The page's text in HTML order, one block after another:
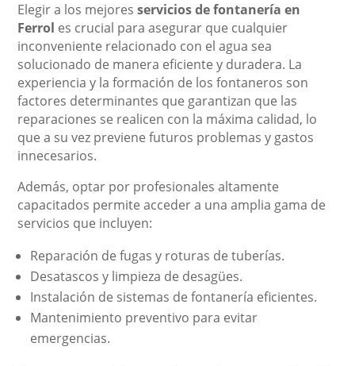
Elegir a los mejoresservicios de fontanería en
Ferrol es crucial para asegurar que cualquier
inconveniente relacionado con el agua sea
solucionado de manera eficiente y duradera. La
experiencia y la formación de los fontaneros son
factores determinantes que garantizan que las
reparaciones se realicen con la máxima calidad, lo
que a su vez previene futuros problemas y gastos
innecesarios.
Además, optar por profesionales altamente
capacitados permite acceder a una amplia gama de
servicios que incluyen:
Reparación de fugas y roturas de tuberías.
Desatascos y limpieza de desagües.
Instalación de sistemas de fontanería eficientes.
Mantenimiento preventivo para evitar
emergencias.